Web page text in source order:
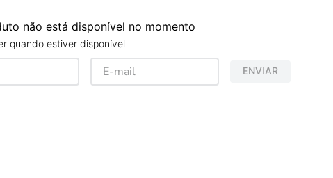
não está disponível no momento
quando estiver disponível
ENVIAR